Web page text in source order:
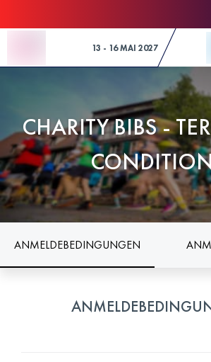
13 - 16 MAI 2027
CHARITY BIBS -
ANMELDEBEDINGUNGEN